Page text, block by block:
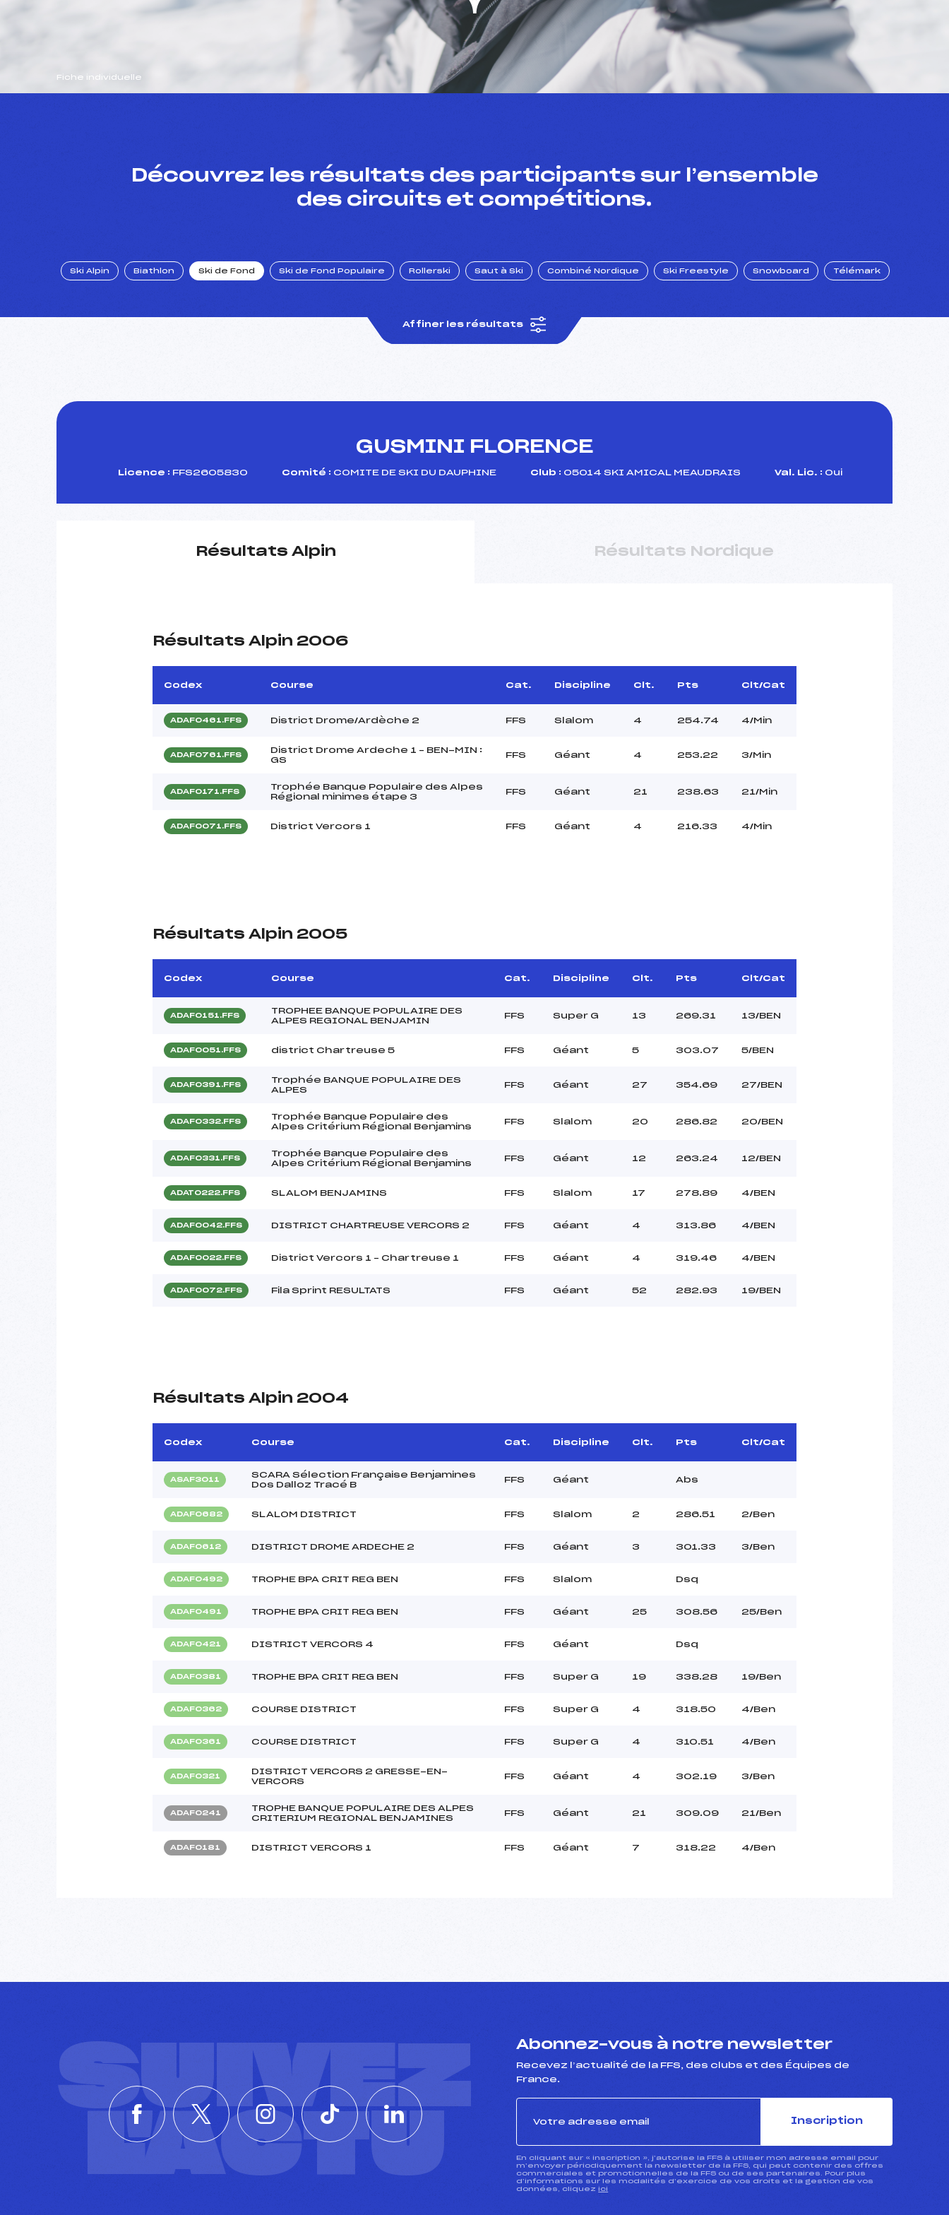
Fiche individuelle
Découvrez les résultats des participants sur l’ensemble
des circuits et compétitions.
Ski Alpin Biathlon Ski de Fond Ski de Fond Populaire Rollerski Saut à Ski Combiné Nordique Ski Freestyle Snowboard Télémark
Affiner les résultats
GUSMINI FLORENCE
Licence : FFS2605830 Comité : COMITE DE SKI DU DAUPHINE Club : 05014 SKI AMICAL MEAUDRAIS Val. Lic. : Oui
Résultats Alpin Résultats Nordique
Résultats Alpin 2006
Codex Course Cat. Discipline Clt. Pts Clt/Cat
ADAF0461.FFS District Drome/Ardèche 2 FFS Slalom 4 254.74 4/Min
ADAF0761.FFS
District Drome Ardeche 1 – BEN-MIN :
GS
FFS Géant 4 253.22 3/Min
ADAF0171.FFS
Trophée Banque Populaire des Alpes
Régional minimes étape 3
FFS Géant 21 238.63 21/Min
ADAF0071.FFS District Vercors 1 FFS Géant 4 216.33 4/Min
Résultats Alpin 2005
Codex Course Cat. Discipline Clt. Pts Clt/Cat
ADAF0151.FFS
TROPHEE BANQUE POPULAIRE DES
ALPES REGIONAL BENJAMIN
FFS Super G 13 269.31 13/BEN
ADAF0051.FFS district Chartreuse 5 FFS Géant 5 303.07 5/BEN
ADAF0391.FFS
Trophée BANQUE POPULAIRE DES
ALPES
FFS Géant 27 354.69 27/BEN
ADAF0332.FFS
Trophée Banque Populaire des
Alpes Critérium Régional Benjamins
FFS Slalom 20 286.82 20/BEN
ADAF0331.FFS
Trophée Banque Populaire des
Alpes Critérium Régional Benjamins
FFS Géant 12 263.24 12/BEN
ADAT0222.FFS SLALOM BENJAMINS FFS Slalom 17 278.89 4/BEN
ADAF0042.FFS DISTRICT CHARTREUSE VERCORS 2 FFS Géant 4 313.86 4/BEN
ADAF0022.FFS District Vercors 1 – Chartreuse 1 FFS Géant 4 319.46 4/BEN
ADAF0072.FFS Fila Sprint RESULTATS FFS Géant 52 282.93 19/BEN
Résultats Alpin 2004
Codex Course Cat. Discipline Clt. Pts Clt/Cat
ASAF3011
SCARA Sélection Française Benjamines
Dos Dalloz Tracé B
FFS Géant Abs
ADAF0682 SLALOM DISTRICT FFS Slalom 2 286.51 2/Ben
ADAF0612 DISTRICT DROME ARDECHE 2 FFS Géant 3 301.33 3/Ben
ADAF0492 TROPHE BPA CRIT REG BEN FFS Slalom Dsq
ADAF0491 TROPHE BPA CRIT REG BEN FFS Géant 25 308.56 25/Ben
ADAF0421 DISTRICT VERCORS 4 FFS Géant Dsq
ADAF0381 TROPHE BPA CRIT REG BEN FFS Super G 19 338.28 19/Ben
ADAF0362 COURSE DISTRICT FFS Super G 4 318.50 4/Ben
ADAF0361 COURSE DISTRICT FFS Super G 4 310.51 4/Ben
ADAF0321
DISTRICT VERCORS 2 GRESSE-EN-
VERCORS
FFS Géant 4 302.19 3/Ben
ADAF0241
TROPHE BANQUE POPULAIRE DES ALPES
CRITERIUM REGIONAL BENJAMINES
FFS Géant 21 309.09 21/Ben
ADAF0181 DISTRICT VERCORS 1 FFS Géant 7 318.22 4/Ben
SUIVEZ
L'ACTU
Abonnez-vous à notre newsletter
Recevez l’actualité de la FFS, des clubs et des Équipes de
France.
Inscription
En cliquant sur « inscription », j’autorise la FFS à utiliser mon adresse email pour
m’envoyer périodiquement la newsletter de la FFS, qui peut contenir des offres
commerciales et promotionnelles de la FFS ou de ses partenaires. Pour plus
d’informations sur les modalités d’exercice de vos droits et la gestion de vos
données, cliquez ici